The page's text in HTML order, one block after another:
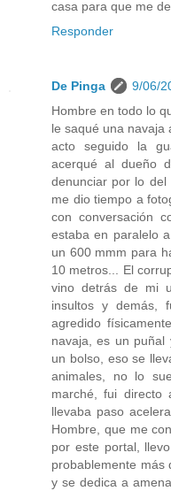
casa para que me
Responder
De Pinga
9/06/
Hombre en todo lo
le saqué una navaja
acto seguido la
acerqué al dueño
denunciar por lo
me dio tiempo a
con conversación
estaba en paralelo
un 600 mmm para
10 metros... El
vino detrás de mi
insultos y demás,
agredido
navaja, es un
un bolso, eso se
animales, no lo
marché, fui directo
llevaba paso
Hombre, que me
por este portal,
probablemente más
y se dedica a